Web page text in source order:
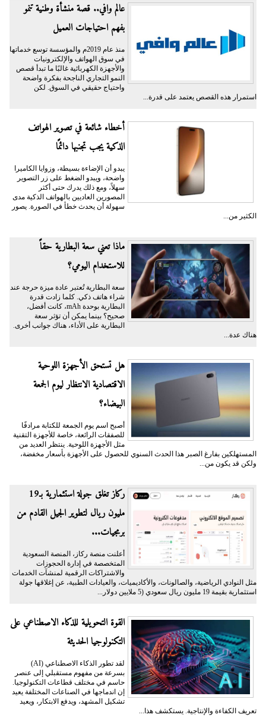
عالم وافي.. قصة منشأة وطنية تنمو
بفهم احتياجات العميل
منذ عام 2019م والمؤسسة توسع خدماتها
في سوق الهواتف والإلكترونيات
والأجهزة الكهربائية غالبًا ما تبدأ قصص
النمو التجاري الناجحة بفكرة واضحة
واحتياج حقيقي في السوق. لكن
استمرار هذه القصص يعتمد على قدرة...
أخطاء شائعة في تصوير الهواتف
الذكية يجب تجنبها دائمًا
يبدو أن الإضاءة بسيطة، وزوايا الكاميرا
واضحة، ويبدو الضغط على زر التصوير
سهلاً، ومع ذلك يدرك حتى أكثر
المصورين العاديين بالهواتف الذكية مدى
سهولة أن يحدث خطأ في الصورة. يصور
الكثير من...
ماذا تعني سعة البطارية حقاً
للاستخدام اليومي؟
سعة البطارية تُعتبر عادة ميزة حرجة عند
شراء هاتف ذكي. كلما زادت قدرة
البطارية بوحدة mAh، كانت أفضل،
صحيح؟ بينما يمكن أن تؤثر سعة
البطارية على الأداء، هناك جوانب أخرى.
هناك عدة...
هل تستحق الأجهزة اللوحية
الاقتصادية الانتظار ليوم الجمعة
البيضاء؟
أصبح اسم يوم الجمعة للكتابة مرادفًا
للصفقات الرائعة، خاصة للأجهزة التقنية
مثل الأجهزة اللوحية. ينتظر العديد من
المستهلكين بفارغ الصبر هذا الحدث السنوي للحصول على الأجهزة بأسعار مخفضة،
ولكن قد يكون من...
ركاز تغلق جولة استثمارية بـ19
مليون ريال لتطوير الجيل القادم من
برمجيات...
أعلنت منصة ركاز، المنصة السعودية
المتخصصة في إدارة الحجوزات
والاشتراكات الرقمية لمنشآت الخدمات
مثل النوادي الرياضية، والصالونات، والأكاديميات، والعيادات الطبية، عن إغلاقها جولة
استثمارية بقيمة 19 مليون ريال سعودي (5 ملايين دولار...
القوة التحويلية للذكاء الاصطناعي على
التكنولوجيا الحديثة
لقد تطور الذكاء الاصطناعي (AI)
بسرعة من مفهوم مستقبلي إلى عنصر
حاسم في مختلف قطاعات التكنولوجيا.
إن اندماجها في الصناعات المختلفة يعيد
تشكيل المشهد، ويدفع الابتكار، ويعيد
تعريف الكفاءة والإنتاجية. يستكشف هذا...